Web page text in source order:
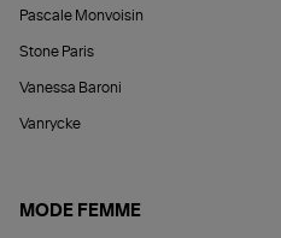
Pascale Monvoisin
Stone Paris
Vanessa Baroni
Vanrycke
MODE FEMME